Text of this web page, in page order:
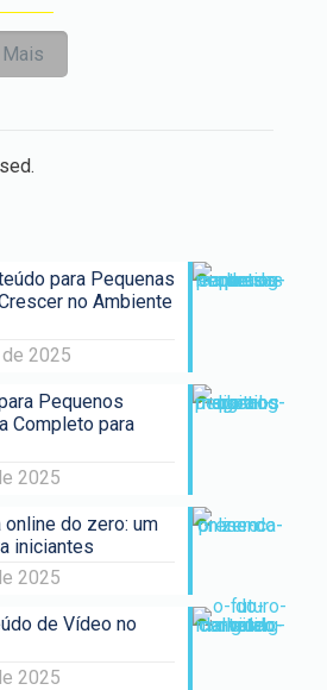
para Pequenas
no Ambiente
2025
Pequenos
Completo para
2025
do zero: um
iniciantes
2025
de Vídeo no
2025